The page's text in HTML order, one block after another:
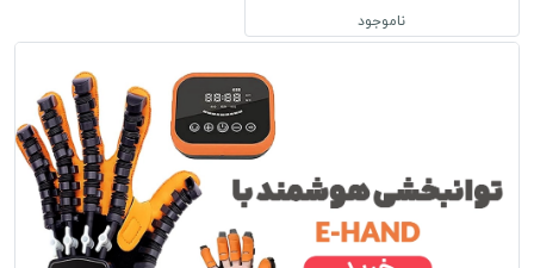
ناموجود